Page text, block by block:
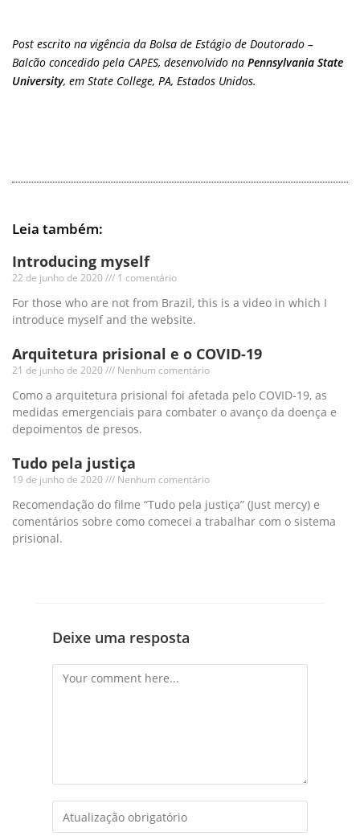
Post escrito na vigência da Bolsa de Estágio de Doutorado –
Balcão concedido pela CAPES, desenvolvido na Pennsylvania State
University, em State College, PA, Estados Unidos.
Leia também:
Introducing myself
22 de junho de 2020 1 comentário
For those who are not from Brazil, this is a video in which I
introduce myself and the website.
Arquitetura prisional e o COVID-19
21 de junho de 2020 Nenhum comentário
Como a arquitetura prisional foi afetada pelo COVID-19, as
medidas emergenciais para combater o avanço da doença e
depoimentos de presos.
Tudo pela justiça
19 de junho de 2020 Nenhum comentário
Recomendação do filme “Tudo pela justiça” (Just mercy) e
comentários sobre como comecei a trabalhar com o sistema
prisional.
Deixe uma resposta